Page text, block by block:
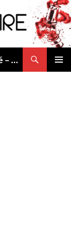
LA GUEULE NOIRE – Espace Autogéré – Saint Etienne